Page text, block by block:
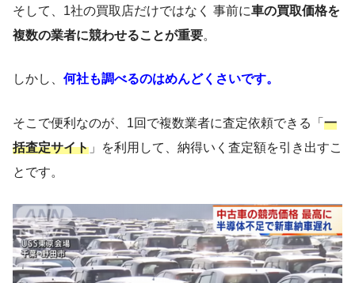
そして、1社の買取店だけではなく 事前に車の買取価格を
複数の業者に競わせることが重要
しかし、 何社も調べるのはめんどくさいです。
そこで便利なのが、1回で複数業者に査定依頼できる「一
括査定サイト 」を利用して、納得いく査定額を引き出すこ
とです。